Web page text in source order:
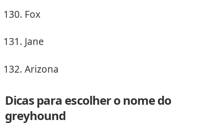
Fox
Jane
Arizona
Dicas para escolher o nome do
greyhound